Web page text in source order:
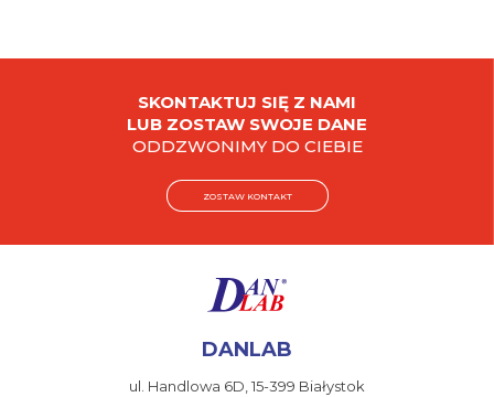
SKONTAKTUJ SIĘ Z NAMI
LUB ZOSTAW SWOJE DANE
ODDZWONIMY DO CIEBIE
ZOSTAW KONTAKT
DANLAB
ul. Handlowa 6D,15-399 Białystok